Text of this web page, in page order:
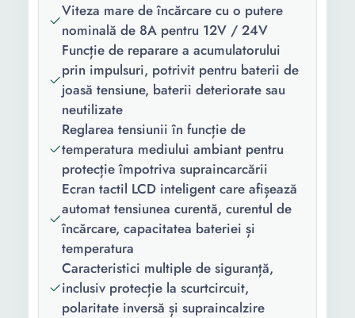
Greutate: 0.35 Kg
Viteza mare de încărcare cu o putere
nominală de 8A pentru 12V / 24V
Funcție de reparare a acumulatorului
prin impulsuri, potrivit pentru baterii de
joasă tensiune, baterii deteriorate sau
neutilizate
Reglarea tensiunii în funcție de
temperatura mediului ambiant pentru
protecție împotriva supraincarcării
Ecran tactil LCD inteligent care afișează
automat tensiunea curentă, curentul de
încărcare, capacitatea bateriei și
temperatura
Caracteristici multiple de siguranță,
inclusiv protecție la scurtcircuit,
polaritate inversă și supraincalzire